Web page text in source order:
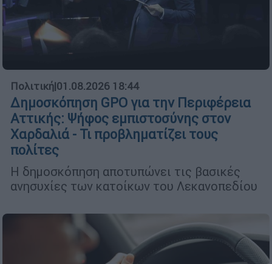
Πολιτική|01.08.2026 18:44
Δημοσκόπηση GPO για την Περιφέρεια
Αττικής: Ψήφος εμπιστοσύνης στον
Χαρδαλιά - Τι προβληματίζει τους
πολίτες
Η δημοσκόπηση αποτυπώνει τις βασικές
ανησυχίες των κατοίκων του Λεκανοπεδίου